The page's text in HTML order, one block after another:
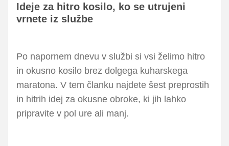
Ideje za hitro kosilo, ko se utrujeni
vrnete iz službe
Po napornem dnevu v službi si vsi želimo hitro
in okusno kosilo brez dolgega kuharskega
maratona. V tem članku najdete šest preprostih
in hitrih idej za okusne obroke, ki jih lahko
pripravite v pol ure ali manj.